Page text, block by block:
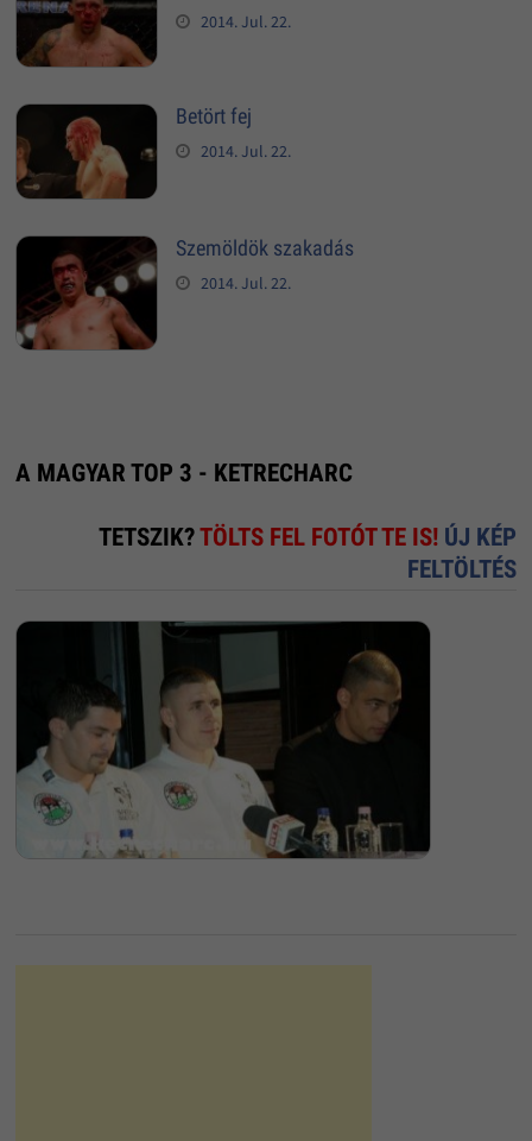
2014. Jul. 22.
Betört fej
2014. Jul. 22.
Szemöldök szakadás
2014. Jul. 22.
A MAGYAR TOP 3 - KETRECHARC
TETSZIK?TÖLTS FEL FOTÓT TE IS! ÚJ KÉP
FELTÖLTÉS